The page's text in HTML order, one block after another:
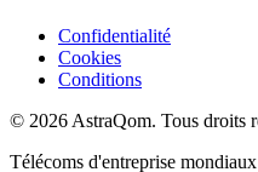
Confidentialité
Cookies
Conditions
© 2026 AstraQom. Tous droits
Télécoms d'entreprise mondiaux